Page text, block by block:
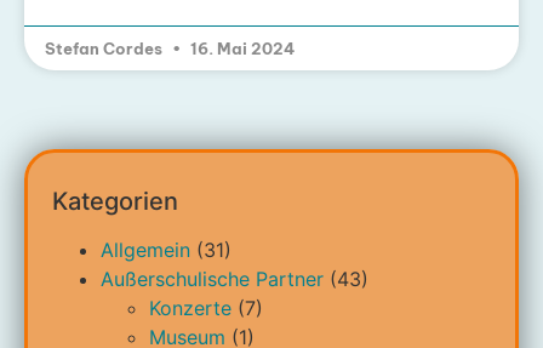
Stefan Cordes 16. Mai 2024
Kategorien
Allgemein (31)
Außerschulische Partner (43)
Konzerte (7)
Museum (1)